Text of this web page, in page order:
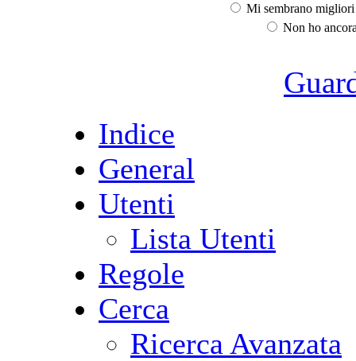
Mi sembrano
Non ho
Indice
General
Utenti
Lista Utenti
Regole
Cerca
Ricerca Avanzata